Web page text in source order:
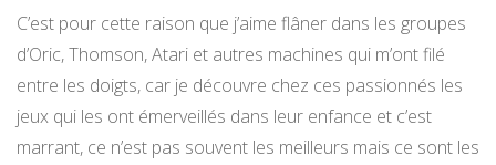
C’est pour cette raison que j’aime flâner dans les groupes
d’Oric, Thomson, Atari et autres machines qui m’ont filé
entre les doigts, car je découvre chez ces passionnés les
jeux qui les ont émerveillés dans leur enfance et c’est
marrant, ce n’est pas souvent les meilleurs mais ce sont les